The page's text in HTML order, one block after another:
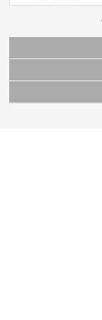
当サイトで公開されてい
これらの情報を権利者の
当サイトに掲載している
弊社の見解・ 意見ではな
このサイトでは Cookie